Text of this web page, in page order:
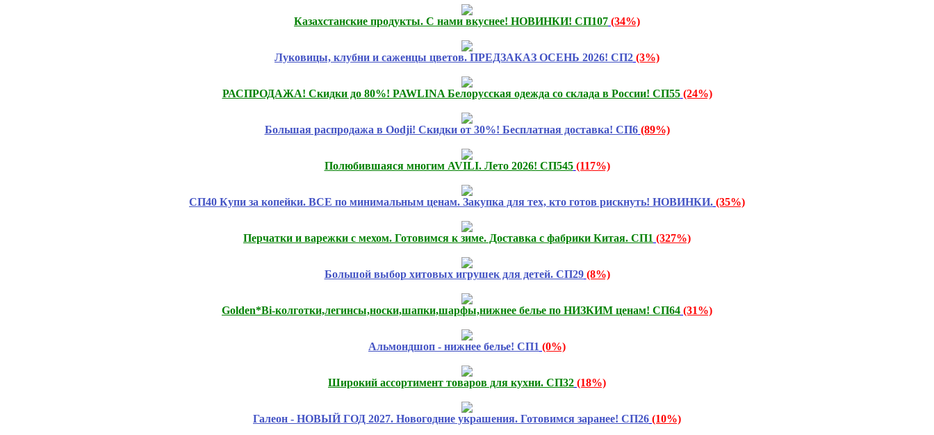
Казахстанские продукты. С нами вкуснее! НОВИНКИ! СП107 (34%)
Луковицы, клубни и саженцы цветов. ПРЕДЗАКАЗ ОСЕНЬ 2026! СП2 (3%)
РАСПРОДАЖА! Скидки до 80%! PAWLINA Белорусская одежда со склада в России! СП55 (24%)
Большая распродажа в Oodji! Скидки от 30%! Бесплатная доставка! СП6 (89%)
Полюбившаяся многим AVILI. Лето 2026! СП545 (117%)
СП40 Купи за копейки. ВСЕ по минимальным ценам. Закупка для тех, кто готов рискнуть! НОВИНКИ. (35%)
Перчатки и варежки с мехом. Готовимся к зиме. Доставка с фабрики Китая. СП1 (327%)
Большой выбор хитовых игрушек для детей. СП29 (8%)
Golden*Bi-колготки,легинсы,носки,шапки,шарфы,нижнее белье по НИЗКИМ ценам! СП64 (31%)
Альмондшоп - нижнее белье! СП1 (0%)
Широкий ассортимент товаров для кухни. СП32 (18%)
Галеон - НОВЫЙ ГОД 2027. Новогодние украшения. Готовимся заранее! СП26 (10%)